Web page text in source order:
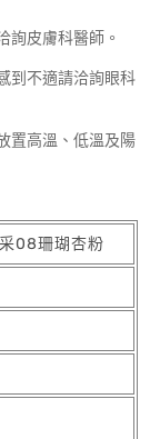
詢皮膚科醫師。
到不適請洽詢眼科
置高溫、低溫及陽
08珊瑚杏粉